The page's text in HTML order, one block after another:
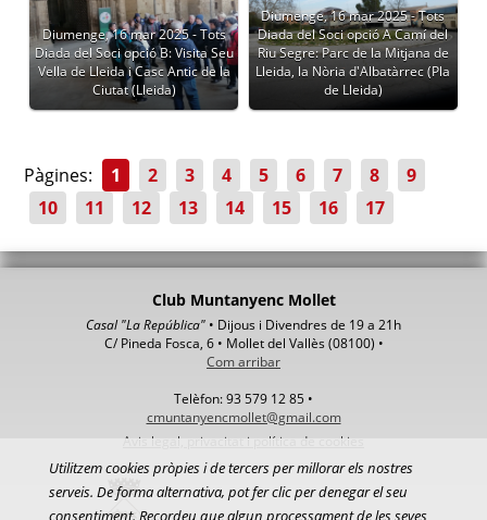
Diumenge, 16 mar 2025 - Tots
Diada del Soci opció B: Visita Seu
Vella de Lleida i Casc Antic de la
Ciutat (Lleida)
Diumenge, 16 mar 2025 - Tots
Diada del Soci opció A Camí del
Riu Segre: Parc de la Mitjana de
Lleida, la Nòria d'Albatàrrec (Pla
de Lleida)
Pàgines: 1 2 3 4 5 6 7 8
9
10
11 12 13 14 15 16 17
Club Muntanyenc Mollet
Casal "La República" • Dijous i Divendres de 19 a 21h
C/ Pineda Fosca, 6 • Mollet del Vallès (08100) •
Com arribar
Telèfon: 93 579 12 85 •
cmuntanyencmollet@gmail.com
Avis legal, privacitat i política de cookies
Utilitzem cookies pròpies i de tercers per millorar els nostres
serveis. De forma alternativa, pot fer clic per denegar el seu
consentiment. Recordeu que algun processament de les seves